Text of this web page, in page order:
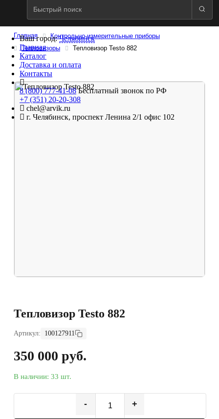
Ваш город:Челябинск
Главная
Каталог
Доставка и оплата
Контакты
8 (800) 777-41-08 Бесплатный звонок по РФ
+7 (351) 20-20-308
chel@arvik.ru
г. Челябинск, проспект Ленина 2/1 офис 102
Главная
Контрольно-измерительные приборы
Тепловизоры
Тепловизор Testo 882
Тепловизор Testo 882
Артикул: 100127911
350 000 руб.
В наличии: 33 шт.
- +